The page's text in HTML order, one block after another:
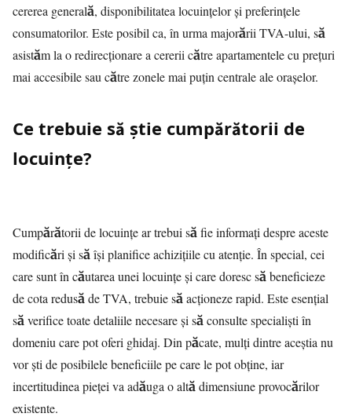
cererea generală, disponibilitatea locuințelor și preferințele
consumatorilor. Este posibil ca, în urma majorării TVA-ului, să
asistăm la o redirecționare a cererii către apartamentele cu prețuri
mai accesibile sau către zonele mai puțin centrale ale orașelor.
Ce trebuie să știe cumpărătorii de
locuințe?
Cumpărătorii de locuințe ar trebui să fie informați despre aceste
modificări și să își planifice achizițiile cu atenție. În special, cei
care sunt în căutarea unei locuințe și care doresc să beneficieze
de cota redusă de TVA, trebuie să acționeze rapid. Este esențial
să verifice toate detaliile necesare și să consulte specialiști în
domeniu care pot oferi ghidaj. Din păcate, mulți dintre aceștia nu
vor ști de posibilele beneficiile pe care le pot obține, iar
incertitudinea pieței va adăuga o altă dimensiune provocărilor
existente.